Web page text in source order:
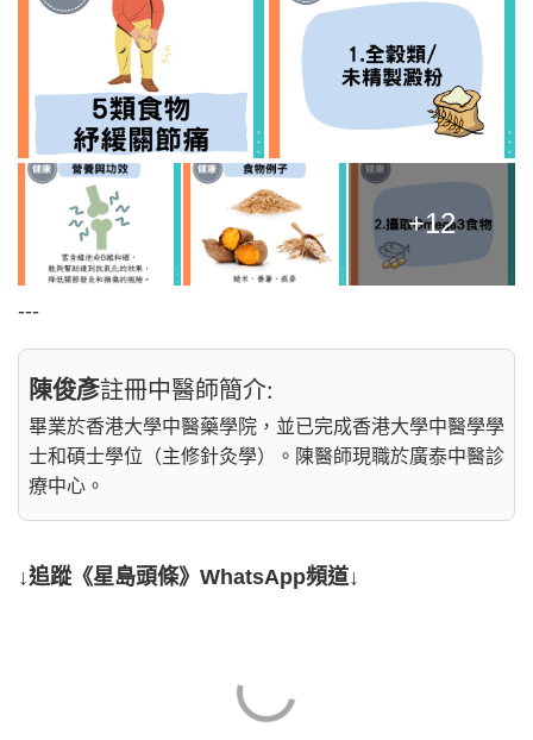
+12
---
陳俊彥註冊中醫師簡介:
畢業於香港大學中醫藥學院，並已完成香港大學中醫學學
士和碩士學位（主修針灸學）。陳醫師現職於廣泰中醫診
療中心。
↓追蹤《星島頭條》WhatsApp頻道↓